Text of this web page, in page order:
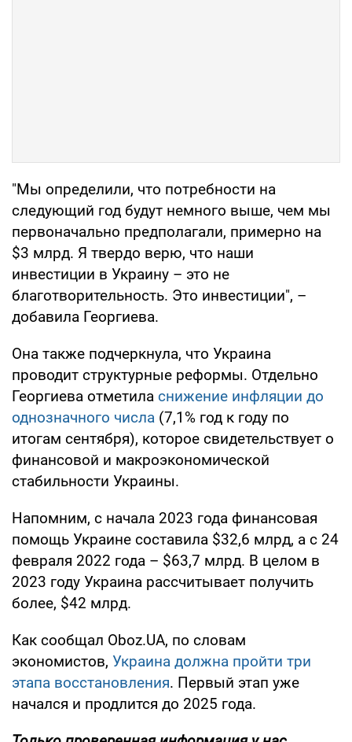
"Мы определили, что потребности на
следующий год будут немного выше, чем мы
первоначально предполагали, примерно на
$3 млрд. Я твердо верю, что наши
инвестиции в Украину – это не
благотворительность. Это инвестиции", –
добавила Георгиева.
Она также подчеркнула, что Украина
проводит структурные реформы. Отдельно
Георгиева отметила снижение инфляции до
однозначного числа (7,1% год к году по
итогам сентября), которое свидетельствует о
финансовой и макроэкономической
стабильности Украины.
Напомним, с начала 2023 года финансовая
помощь Украине составила $32,6 млрд, а с 24
февраля 2022 года – $63,7 млрд. В целом в
2023 году Украина рассчитывает получить
более, $42 млрд.
Как сообщал Oboz.UA, по словам
экономистов, Украина должна пройти три
этапа восстановления. Первый этап уже
начался и продлится до 2025 года.